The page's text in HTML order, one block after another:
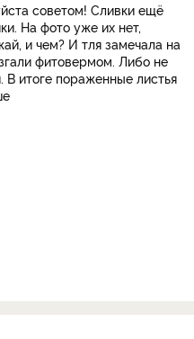
советом! Сливки ещё
На фото уже их нет,
и чем? И тля замечала на
фитовермом. Либо не
В итоге пораженные листья